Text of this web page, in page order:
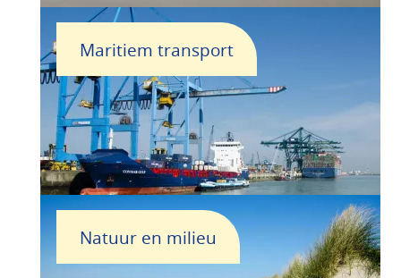
Maritiem transport
Natuur en milieu